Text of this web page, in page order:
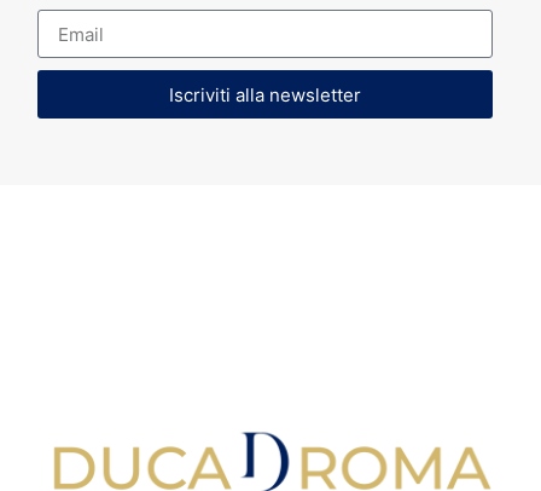
Iscriviti alla newsletter